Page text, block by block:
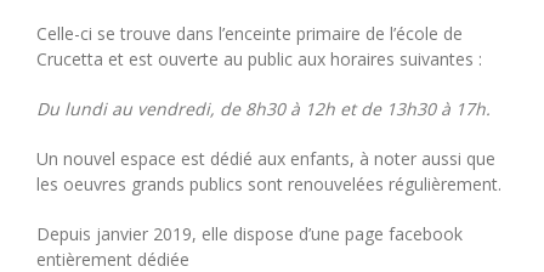
Celle-ci se trouve dans l’enceinte primaire de l’école de
Crucetta et est ouverte au public aux horaires suivantes :
Du lundi au vendredi, de 8h30 à 12h et de 13h30 à 17h.
Un nouvel espace est dédié aux enfants, à noter aussi que
les oeuvres grands publics sont renouvelées régulièrement.
Depuis janvier 2019, elle dispose d’une page facebook
entièrement dédiée